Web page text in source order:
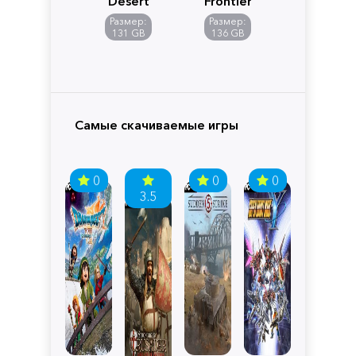
Размер:
131 GB
of
Pandora
Размер:
136 GB
Самые скачиваемые игры
0
3.5
0 0